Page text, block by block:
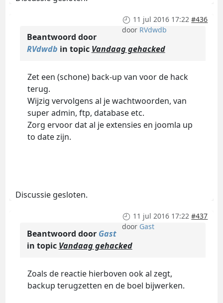
11 jul 2016 17:22 #436
door RVdwdb
Beantwoord door
RVdwdb in topic Vandaag gehacked
Zet een (schone) back-up van voor de hack
terug.
Wijzig vervolgens al je wachtwoorden, van
super admin, ftp, database etc.
Zorg ervoor dat al je extensies en joomla up
to date zijn.
Discussie gesloten.
11 jul 2016 17:22 #437
door Gast
Beantwoord door Gast
in topic Vandaag gehacked
Zoals de reactie hierboven ook al zegt,
backup terugzetten en de boel bijwerken.